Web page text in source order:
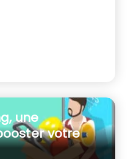
une
votre